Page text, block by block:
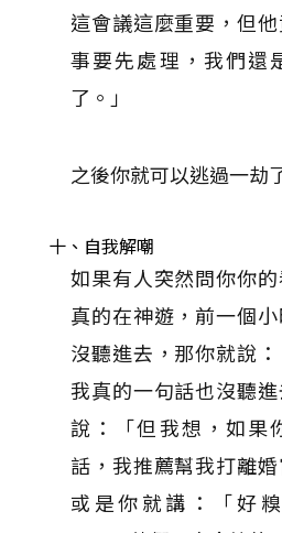
這會議這麼重要，但
事要先處理，我們還
了。」
之後你就可以逃過一劫
十、自我解嘲
如果有人突然問你你
真的在神遊，前一個
沒聽進去，那你就說
我真的一句話也沒聽
說：「但我想，如果
話，我推薦幫我打離婚
或是你就講：「好